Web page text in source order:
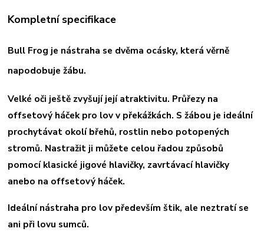
Kompletní specifikace
Bull Frog je nástraha se dvěma ocásky, která věrně
napodobuje žábu.
Velké oči ještě zvyšují její atraktivitu. Průřezy na
offsetový háček pro lov v překážkách. S žábou je ideální
prochytávat okolí břehů, rostlin nebo potopených
stromů. Nastražit ji můžete celou řadou způsobů
pomocí klasické jigové hlavičky, zavrtávací hlavičky
anebo na offsetový háček.
Ideální nástraha pro lov především štik, ale neztratí se
ani při lovu sumců.